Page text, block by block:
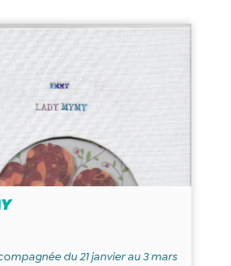
du 21 janvier au 3 mars